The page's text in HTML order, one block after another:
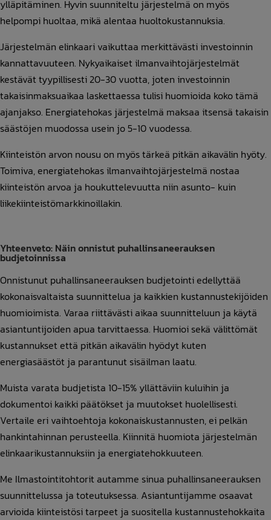
ylläpitäminen. Hyvin suunniteltu järjestelmä on myös
helpompi huoltaa, mikä alentaa huoltokustannuksia.
Järjestelmän elinkaari vaikuttaa merkittävästi investoinnin
kannattavuuteen. Nykyaikaiset ilmanvaihtojärjestelmät
kestävät tyypillisesti 20-30 vuotta, joten investoinnin
takaisinmaksuaikaa laskettaessa tulisi huomioida koko tämä
ajanjakso. Energiatehokas järjestelmä maksaa itsensä takaisin
säästöjen muodossa usein jo 5-10 vuodessa.
Kiinteistön arvon nousu on myös tärkeä pitkän aikavälin hyöty.
Toimiva, energiatehokas ilmanvaihtojärjestelmä nostaa
kiinteistön arvoa ja houkuttelevuutta niin asunto- kuin
liikekiinteistömarkkinoillakin.
Yhteenveto: Näin onnistut puhallinsaneerauksen
budjetoinnissa
Onnistunut puhallinsaneerauksen budjetointi edellyttää
kokonaisvaltaista suunnittelua ja kaikkien kustannustekijöiden
huomioimista. Varaa riittävästi aikaa suunnitteluun ja käytä
asiantuntijoiden apua tarvittaessa. Huomioi sekä välittömät
kustannukset että pitkän aikavälin hyödyt kuten
energiasäästöt ja parantunut sisäilman laatu.
Muista varata budjetista 10-15% yllättäviin kuluihin ja
dokumentoi kaikki päätökset ja muutokset huolellisesti.
Vertaile eri vaihtoehtoja kokonaiskustannusten, ei pelkän
hankintahinnan perusteella. Kiinnitä huomiota järjestelmän
elinkaarikustannuksiin ja energiatehokkuuteen.
Me Ilmastointitohtorit autamme sinua puhallinsaneerauksen
suunnittelussa ja toteutuksessa. Asiantuntijamme osaavat
arvioida kiinteistösi tarpeet ja suositella kustannustehokkaita